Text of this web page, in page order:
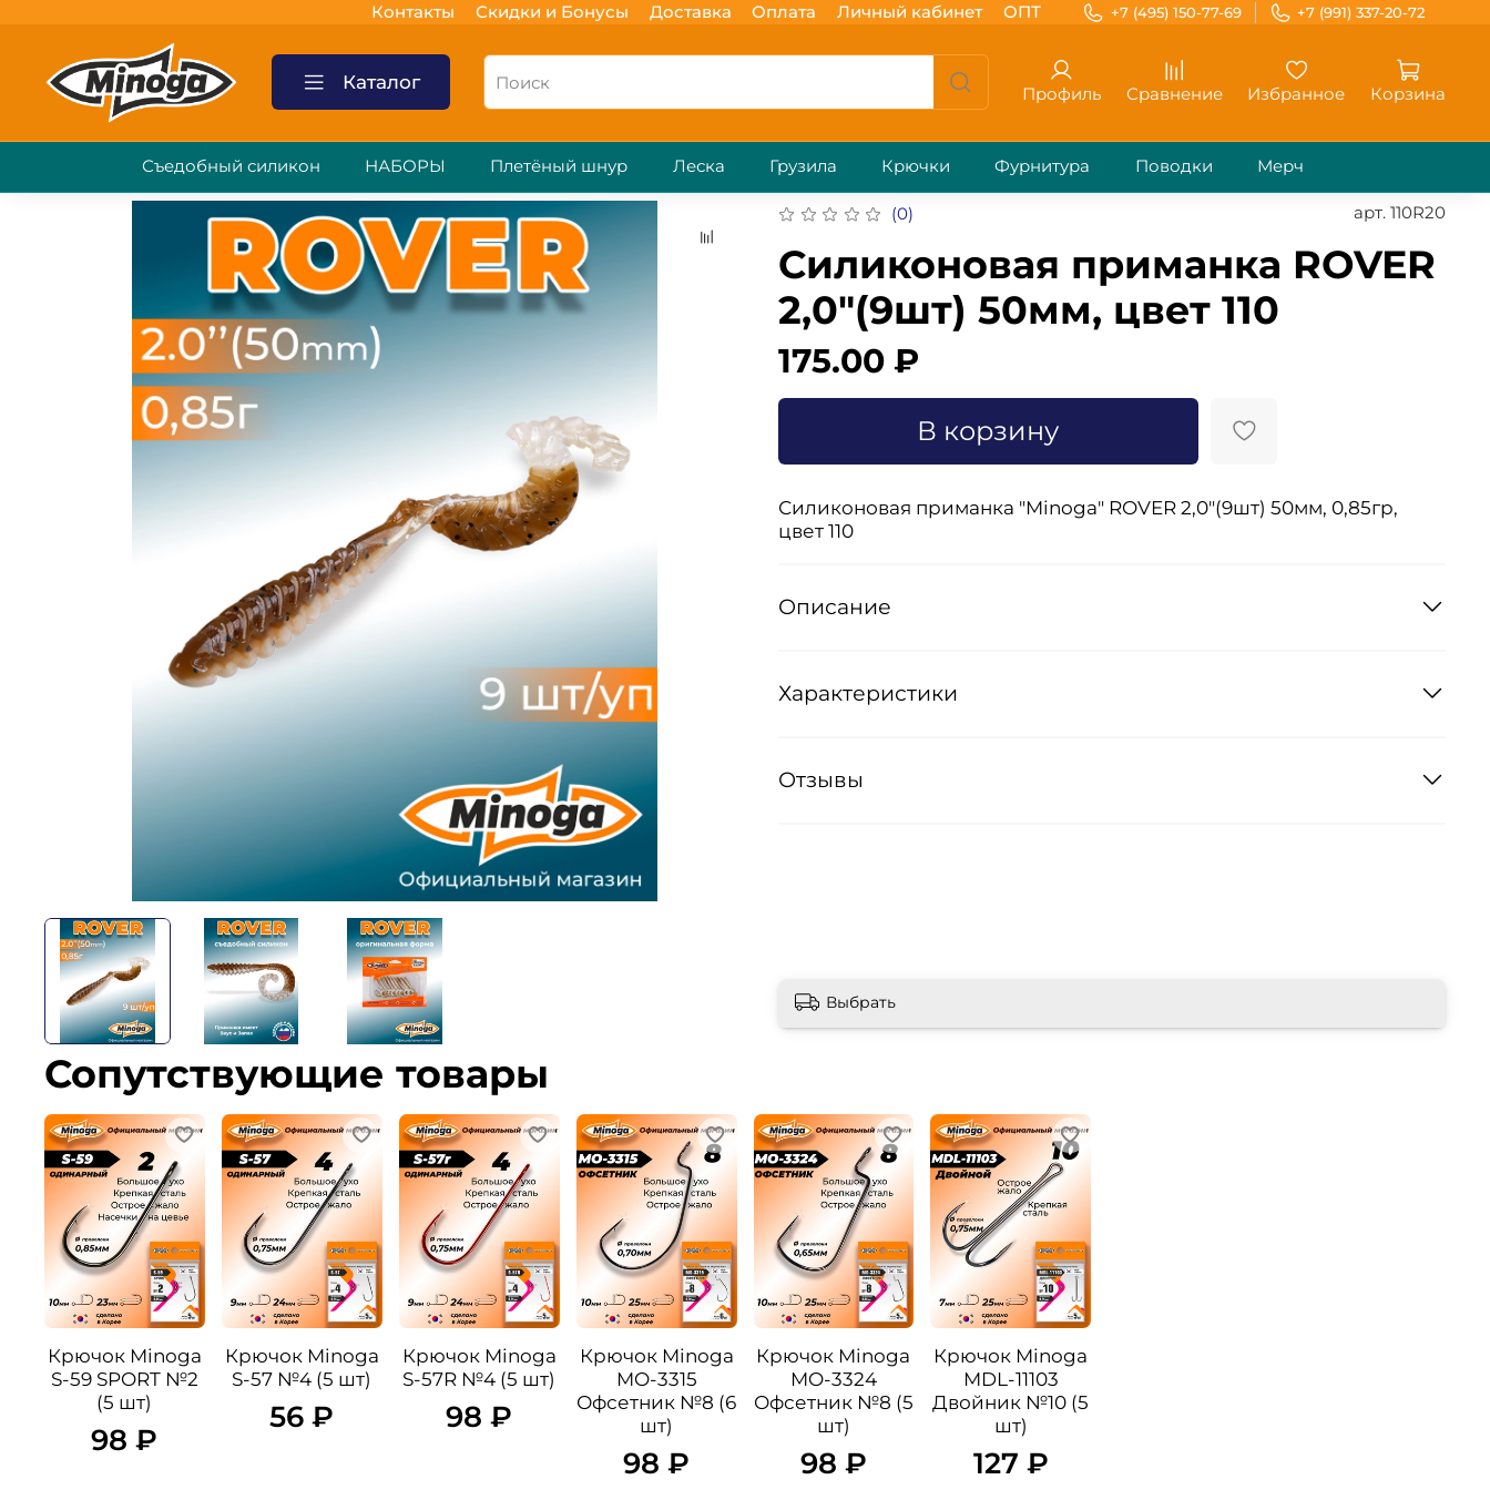
Контакты Скидки и Бонусы Доставка Оплата Личный кабинет ОПТ +7 (495) 150-77-69 +7 (991) 337-20-72
Каталог
Профиль Сравнение Избранное Корзина
Съедобный силикон НАБОРЫ Плетёный шнур Леска Грузила Крючки Фурнитура Поводки Мерч
(0) арт. 110R20
Силиконовая приманка ROVER
2,0"(9шт) 50мм, цвет 110
175.00 ₽
В корзину
Силиконовая приманка "Minoga" ROVER 2,0"(9шт) 50мм, 0,85гр,
цвет 110
Описание
Характеристики
Отзывы
Выбрать
Сопутствующие товары
Крючок Minoga
S-59 SPORT №2
(5 шт)
98 ₽
Крючок Minoga
S-57 №4 (5 шт)
56 ₽
Крючок Minoga
S-57R №4 (5 шт)
98 ₽
Крючок Minoga
MO-3315
Офсетник №8 (6
шт)
98 ₽
Крючок Minoga
MO-3324
Офсетник №8 (5
шт)
98 ₽
Крючок Minoga
MDL-11103
Двойник №10 (5
шт)
127 ₽